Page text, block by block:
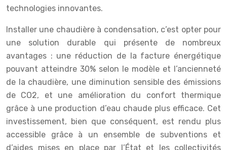
technologies innovantes.
Installer une chaudière à condensation, c’est opter pour
une solution durable qui présente de nombreux
avantages : une réduction de la facture énergétique
pouvant atteindre 30% selon le modèle et l’ancienneté
de la chaudière, une diminution sensible des émissions
de CO2, et une amélioration du confort thermique
grâce à une production d’eau chaude plus efficace. Cet
investissement, bien que conséquent, est rendu plus
accessible grâce à un ensemble de subventions et
d’aides mises en place par l’État et les collectivités